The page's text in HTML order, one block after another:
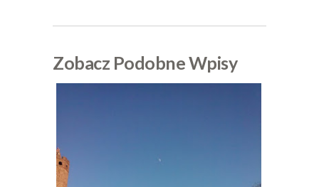
Zobacz Podobne Wpisy